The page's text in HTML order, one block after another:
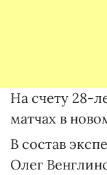
На счету 28-
матчах в
В состав
Олег